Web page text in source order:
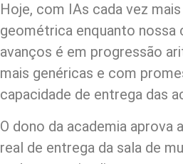
Hoje, com IAs cada vez
geométrica enquanto nossa
avanços é em progressão
mais genéricas e com
capacidade de entrega das
O dono da academia aprova
real de entrega da sala de